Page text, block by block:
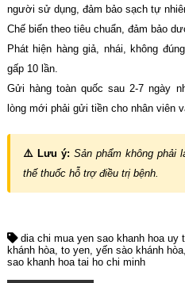
người sử dụng, đảm bảo sạch tự
Chế biến theo tiêu chuẩn, đảm bảo
Phát hiện hàng giả, nhái, không
gấp 10 lần.
Gửi hàng toàn quốc sau 2-7 ngày
lòng mới phải gửi tiền cho nhân viên
⚠️ Lưu ý: Sản phẩm không phải
thế thuốc hỗ trợ điều trị bệnh.
dia chi mua yen sao khanh hoa uy
khánh hòa to yen yến sào khánh hòa
sao khanh hoa tai ho chi minh